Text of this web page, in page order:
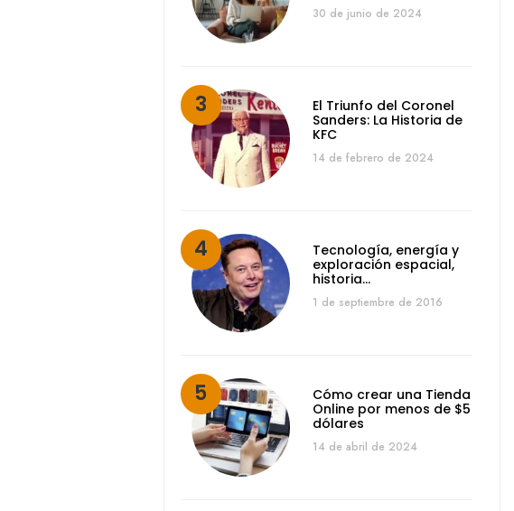
30 de junio de 2024
El Triunfo del Coronel
Sanders: La Historia de
KFC
14 de febrero de 2024
Tecnología, energía y
exploración espacial,
historia…
1 de septiembre de 2016
Cómo crear una Tienda
Online por menos de $5
dólares
14 de abril de 2024